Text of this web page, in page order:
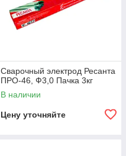
Сварочный электрод Ресанта
ПРО-46, Ф3,0 Пачка 3кг
В наличии
Цену уточняйте